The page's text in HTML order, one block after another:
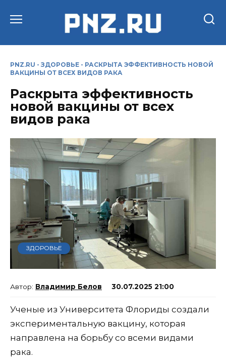
PNZ.RU - ЗДОРОВЬЕ - РАСКРЫТА ЭФФЕКТИВНОСТЬ НОВОЙ
ВАКЦИНЫ ОТ ВСЕХ ВИДОВ РАКА
Раскрыта эффективность
новой вакцины от всех
видов рака
ЗДОРОВЬЕ
Владимир Белов 30.07.2025 21:00
Ученые из Университета Флориды создали
экспериментальную вакцину, которая
направлена на борьбу со всеми видами
рака.